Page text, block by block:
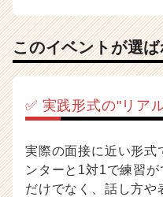
r）
このイベントが選
✅ 実践形式の"リア
実際の面接に近い形式
ンターと1対1で練習
だけでなく、話し方や